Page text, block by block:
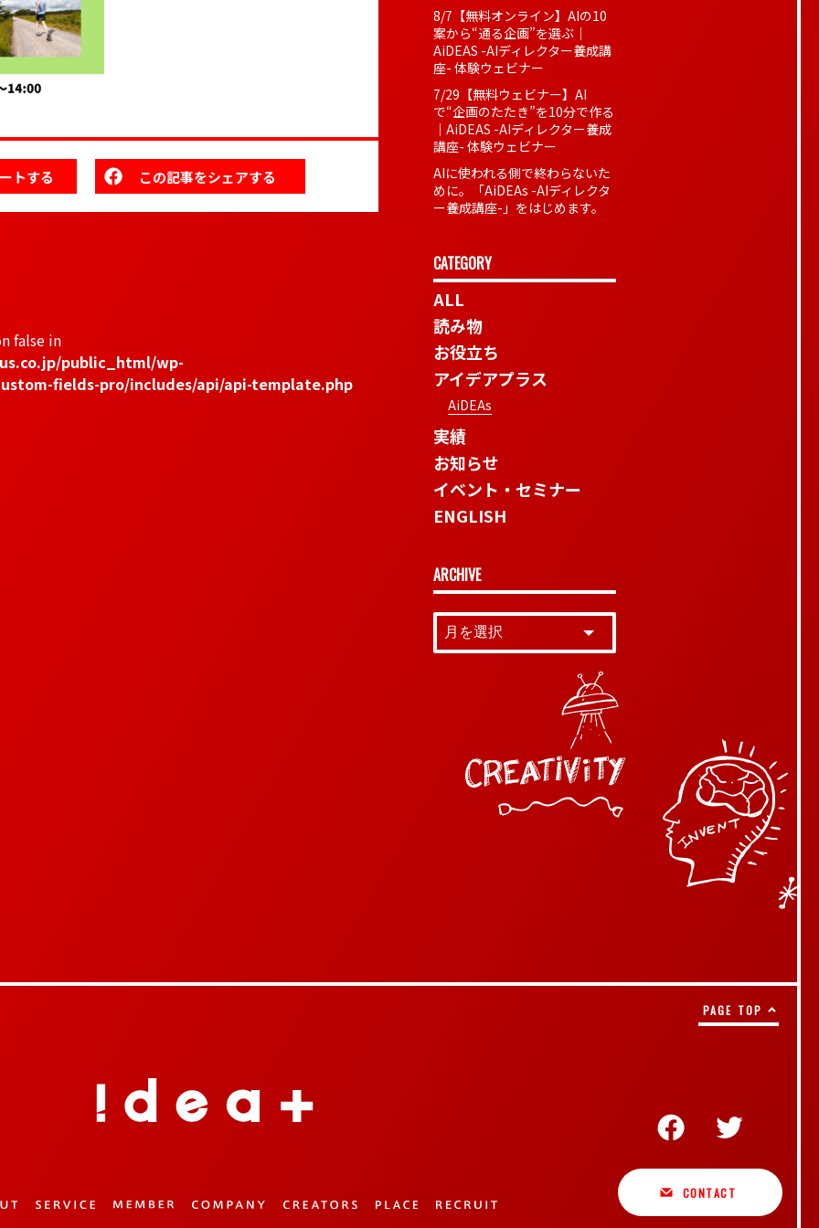
トする この記事をシェアする
false in
public_html/wp-
fields-pro/includes/api/api-template.php
8/7【無料オンライン】AIの10
案から“通る企画”を選ぶ｜
AiDEAS -AIディレクター養成講
座- 体験ウェビナー
7/29【無料ウェビナー】AI
で“企画のたたき”を10分で作る
｜AiDEAS -AIディレクター養成
講座- 体験ウェビナー
AIに使われる側で終わらないた
めに。「AiDEAs -AIディレクタ
ー養成講座-」をはじめます。
CATEGORY
ALL
読み物
お役立ち
アイデアプラス
AiDEAs
実績
お知らせ
イベント・セミナー
ENGLISH
ARCHIVE
PAGE TOP
CONTACT